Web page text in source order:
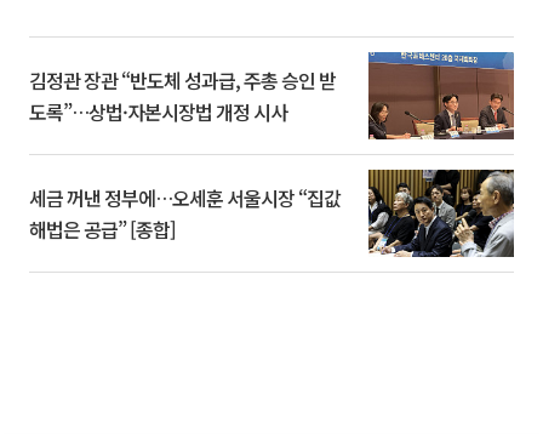
김정관 장관 “반도체 성과급, 주총 승인 받
도록”…상법·자본시장법 개정 시사
세금 꺼낸 정부에…오세훈 서울시장 “집값
해법은 공급” [종합]